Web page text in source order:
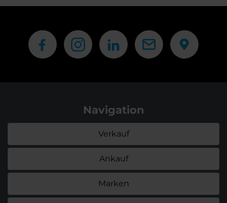
Navigation
Verkauf
Ankauf
Marken